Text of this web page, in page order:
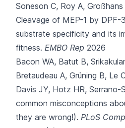
Soneson C, Roy A, Großhans
Cleavage of MEP-1 by DPF-
substrate specificity and its
fitness. EMBO Rep 2026
Bacon WA, Batut B,
Bretaudeau A, Grüning B, Le
Davis JY, Hotz HR, Serrano-
common misconceptions
they are wrong!). PLoS